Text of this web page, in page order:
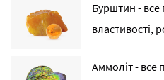
Бурштин - все
властивості,
Аммоліт - все